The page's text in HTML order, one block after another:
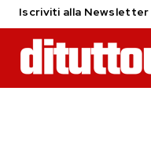
Iscriviti alla Newsletter